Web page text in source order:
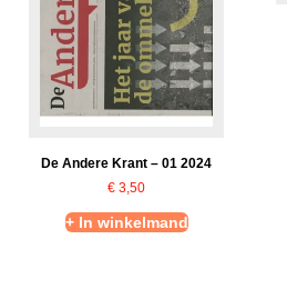
De Andere Krant – 01 2024
€ 3,50
+ In winkelmand